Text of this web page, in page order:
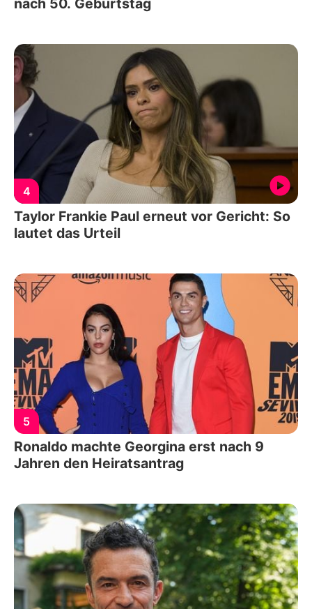
4
Taylor Frankie Paul erneut vor Gericht: So
lautet das Urteil
5
Ronaldo machte Georgina erst nach 9
Jahren den Heiratsantrag